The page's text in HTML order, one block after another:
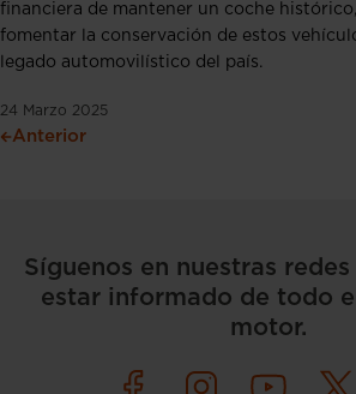
financiera de mantener un coche
fomentar la conservación de estos
legado automovilístico del país.
24 Marzo 2025
Anterior
Síguenos en nuestras
estar informado de todo
motor.